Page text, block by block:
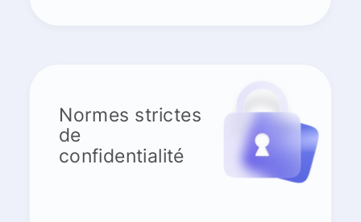
Normes strictes
de
confidentialité